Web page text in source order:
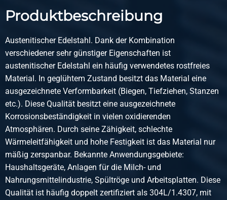
Konzentrisches Reduzier geschweißt 1.4307 L=3(D-d)con
Stück pro KG
0,71
Bruttopreis
Wählen Sie
Artikelnummer
2430-0130-11436033
Beschreibung
Konzentrisches Reduzier geschweißt 1.4307 L=3(D-d)conc
114,3x60,3 x3
Stück pro KG
Bruttopreis
Produktbeschreibung
Austenitischer Edelstahl. Dank der Kombination
verschiedener sehr günstiger Eigenschaften ist
austenitischer Edelstahl ein häufig verwendetes rostfreies
Material. In geglühtem Zustand besitzt das Material eine
ausgezeichnete Verformbarkeit (Biegen, Tiefziehen, Stanzen
etc.). Diese Qualität besitzt eine ausgezeichnete
Korrosionsbeständigkeit in vielen oxidierenden
Atmosphären. Durch seine Zähigkeit, schlechte
Wärmeleitfähigkeit und hohe Festigkeit ist das Material nur
mäßig zerspanbar. Bekannte Anwendungsgebiete:
Haushaltsgeräte, Anlagen für die Milch- und
Nahrungsmittelindustrie, Spültröge und Arbeitsplatten. Diese
Qualität ist häufig doppelt zertifiziert als 304L/1.4307, mit